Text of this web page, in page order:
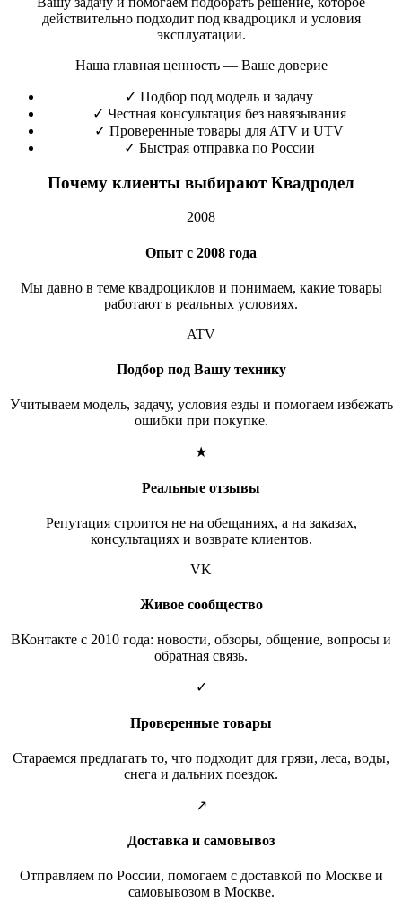
действительно подходит под квадроцикл и условия
эксплуатации.
Наша главная ценность — Ваше доверие
✓ Подбор под модель и задачу
✓ Честная консультация без навязывания
✓ Проверенные товары для ATV и UTV
✓ Быстрая отправка по России
Почему клиенты выбирают Квадродел
2008
Опыт с 2008 года
Мы давно в теме квадроциклов и понимаем, какие товары
работают в реальных условиях.
ATV
Подбор под Вашу технику
Учитываем модель, задачу, условия езды и помогаем избежать
ошибки при покупке.
★
Реальные отзывы
Репутация строится не на обещаниях, а на заказах,
консультациях и возврате клиентов.
VK
Живое сообщество
ВКонтакте с 2010 года: новости, обзоры, общение, вопросы и
обратная связь.
✓
Проверенные товары
Стараемся предлагать то, что подходит для грязи, леса, воды,
снега и дальних поездок.
↗
Доставка и самовывоз
Отправляем по России, помогаем с доставкой по Москве и
самовывозом в Москве.